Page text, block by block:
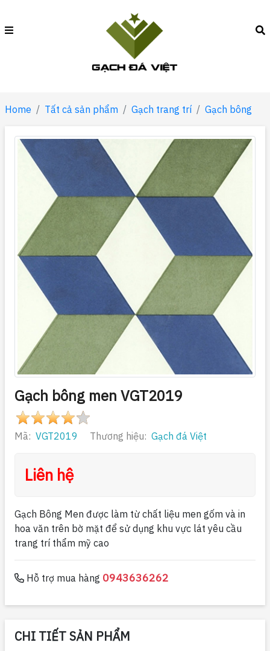
Home Tất cả sản phẩm Gạch trang trí Gạch bông
Gạch bông men VGT2019
Mã: VGT2019 Thương hiệu: Gạch đá Việt
Liên hệ
Gạch Bông Men được làm từ chất liệu men gốm và in
hoa văn trên bờ mặt để sử dụng khu vực lát yêu cầu
trang trí thẩm mỹ cao
Hỗ trợ mua hàng 0943636262
CHI TIẾT SẢN PHẨM